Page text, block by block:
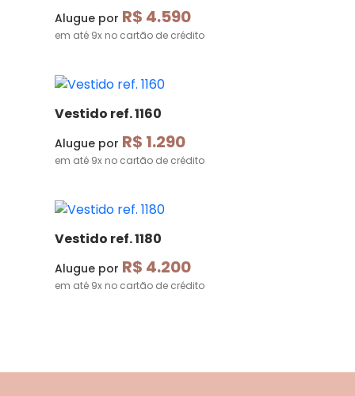
Alugue por R$ 4.590
em até 9x no cartão de crédito
Vestido ref. 1160
Alugue por R$ 1.290
em até 9x no cartão de crédito
Vestido ref. 1180
Alugue por R$ 4.200
em até 9x no cartão de crédito